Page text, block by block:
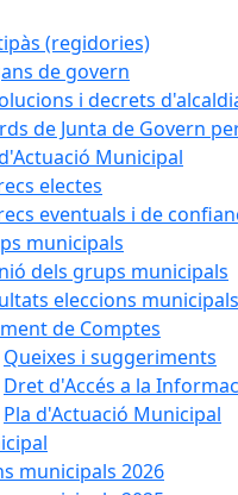
(regidories)
de govern
i decrets
de Junta de Govern
Municipal
electes
eventuals i de
municipals
dels grups municipals
eleccions municipals
de Comptes
Queixes i suggeriments
Dret d'Accés a la
Pla d'Actuació Municipal
municipals 2026